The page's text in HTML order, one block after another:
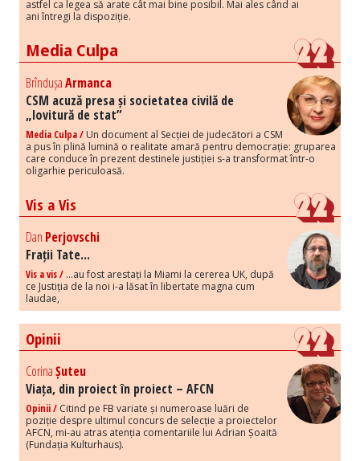
astfel ca legea să arate cât mai bine posibil. Mai ales când ai
ani întregi la dispoziție.
Media Culpa
BrîndușaArmanca
CSM acuză presa și societatea civilă de
„lovitură de stat”
Media Culpa / Un document al Secției de judecători a CSM
a pus în plină lumină o realitate amară pentru democrație: gruparea
care conduce în prezent destinele justiției s-a transformat într-o
oligarhie periculoasă.
Vis a Vis
Dan Perjovschi
Frații Tate...
Vis a vis / ...au fost arestați la Miami la cererea UK, după
ce Justiția de la noi i-a lăsat în libertate magna cum
laudae,
Opinii
CorinaȘuteu
Viața, din proiect în proiect – AFCN
Opinii / Citind pe FB variate și numeroase luări de
poziție despre ultimul concurs de selecție a proiectelor
AFCN, mi-au atras atenția comentariile lui Adrian Șoaită
(Fundația Kulturhaus).